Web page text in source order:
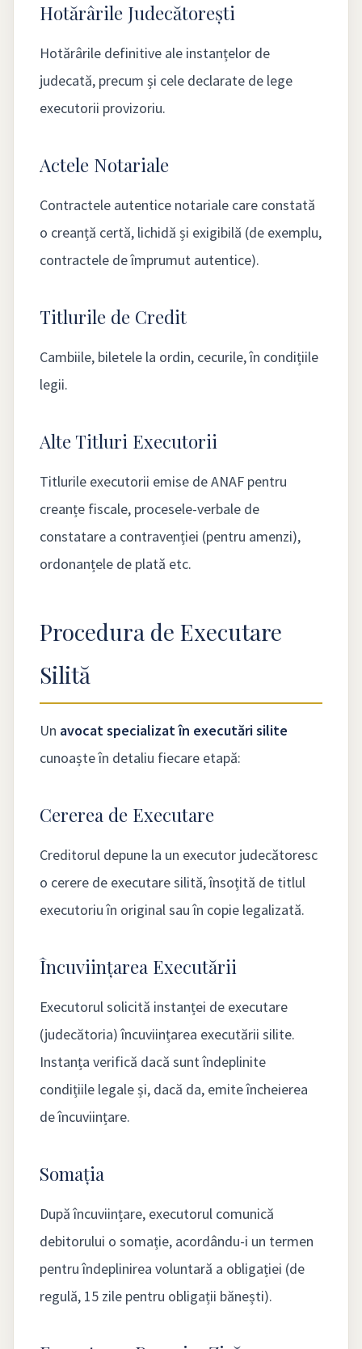
Hotărârile Judecătorești
Hotărârile definitive ale instanțelor de
judecată, precum și cele declarate de lege
executorii provizoriu.
Actele Notariale
Contractele autentice notariale care constată
o creanță certă, lichidă și exigibilă (de exemplu,
contractele de împrumut autentice).
Titlurile de Credit
Cambiile, biletele la ordin, cecurile, în condițiile
legii.
Alte Titluri Executorii
Titlurile executorii emise de ANAF pentru
creanțe fiscale, procesele-verbale de
constatare a contravenției (pentru amenzi),
ordonanțele de plată etc.
Procedura de Executare
Silită
Un avocat specializat în executări silite
cunoaște în detaliu fiecare etapă:
Cererea de Executare
Creditorul depune la un executor judecătoresc
o cerere de executare silită, însoțită de titlul
executoriu în original sau în copie legalizată.
Încuviințarea Executării
Executorul solicită instanței de executare
(judecătoria) încuviințarea executării silite.
Instanța verifică dacă sunt îndeplinite
condițiile legale și, dacă da, emite încheierea
de încuviințare.
Somația
După încuviințare, executorul comunică
debitorului o somație, acordându-i un termen
pentru îndeplinirea voluntară a obligației (de
regulă, 15 zile pentru obligații bănești).